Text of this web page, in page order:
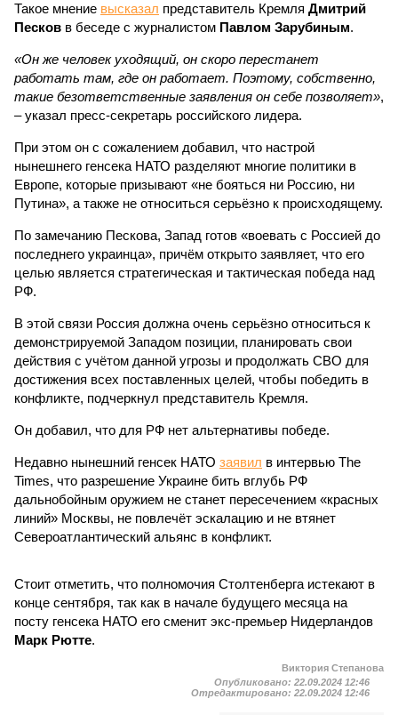
Такое мнение высказал представитель Кремля Дмитрий
Песков в беседе с журналистом Павлом Зарубиным.
«Он же человек уходящий, он скоро перестанет
работать там, где он работает. Поэтому, собственно,
такие безответственные заявления он себе позволяет»,
– указал пресс-секретарь российского лидера.
При этом он с сожалением добавил, что настрой
нынешнего генсека НАТО разделяют многие политики в
Европе, которые призывают «не бояться ни Россию, ни
Путина», а также не относиться серьёзно к происходящему.
По замечанию Пескова, Запад готов «воевать с Россией до
последнего украинца», причём открыто заявляет, что его
целью является стратегическая и тактическая победа над
РФ.
В этой связи Россия должна очень серьёзно относиться к
демонстрируемой Западом позиции, планировать свои
действия с учётом данной угрозы и продолжать СВО для
достижения всех поставленных целей, чтобы победить в
конфликте, подчеркнул представитель Кремля.
Он добавил, что для РФ нет альтернативы победе.
Недавно нынешний генсек НАТО заявил в интервью The
Times, что разрешение Украине бить вглубь РФ
дальнобойным оружием не станет пересечением «красных
линий» Москвы, не повлечёт эскалацию и не втянет
Североатлантический альянс в конфликт.
Стоит отметить, что полномочия Столтенберга истекают в
конце сентября, так как в начале будущего месяца на
посту генсека НАТО его сменит экс-премьер Нидерландов
Марк Рютте.
Виктория Степанова
Опубликовано: 22.09.2024 12:46
Отредактировано: 22.09.2024 12:46